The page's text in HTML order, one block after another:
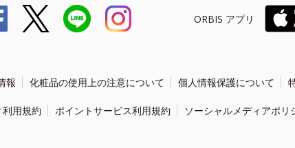
ORBIS アプリ
報 化粧品の使用上の注意について 個人情報保護について
用規約 ポイントサービス利用規約 ソーシャルメディアポリ